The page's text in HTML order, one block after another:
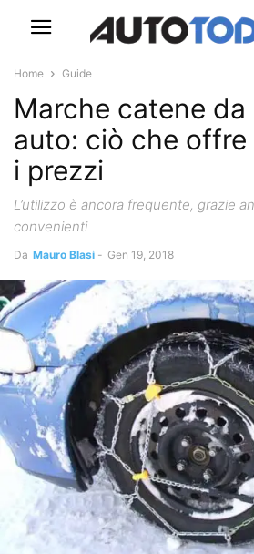
Home Guide
Marche catene da
auto: ciò che offre
i prezzi
L’utilizzo è ancora frequente, grazie
convenienti
Da Mauro Blasi - Gen 19, 2018